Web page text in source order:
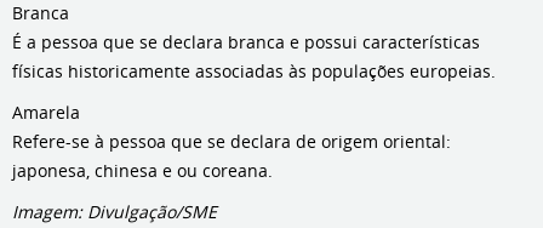
Branca
É a pessoa que se declara branca e possui características
físicas historicamente associadas às populações europeias.
Amarela
Refere-se à pessoa que se declara de origem oriental:
japonesa, chinesa e ou coreana.
Imagem: Divulgação/SME